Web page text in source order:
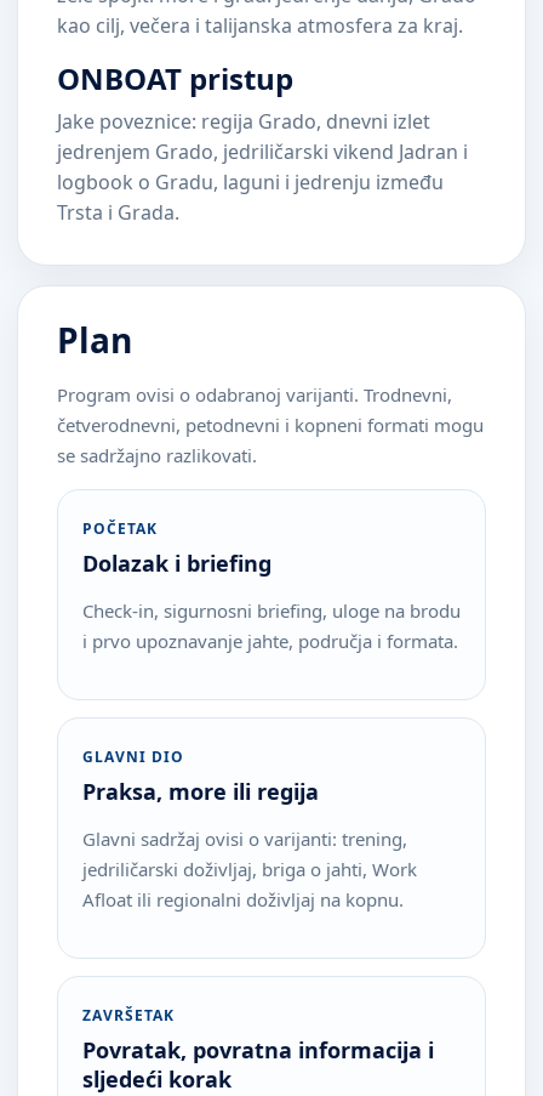
kao cilj, večera i talijanska atmosfera za kraj.
ONBOAT pristup
Jake poveznice: regija Grado, dnevni izlet
jedrenjem Grado, jedriličarski vikend Jadran i
logbook o Gradu, laguni i jedrenju između
Trsta i Grada.
Plan
Program ovisi o odabranoj varijanti. Trodnevni,
četverodnevni, petodnevni i kopneni formati mogu
se sadržajno razlikovati.
POČETAK
Dolazak i briefing
Check-in, sigurnosni briefing, uloge na brodu
i prvo upoznavanje jahte, područja i formata.
GLAVNI DIO
Praksa, more ili regija
Glavni sadržaj ovisi o varijanti: trening,
jedriličarski doživljaj, briga o jahti, Work
Afloat ili regionalni doživljaj na kopnu.
ZAVRŠETAK
Povratak, povratna informacija i
sljedeći korak